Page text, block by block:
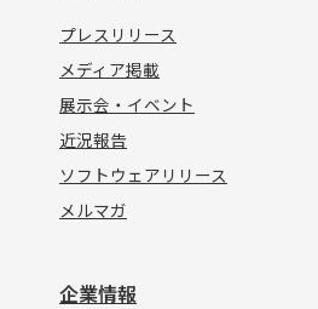
プレスリリース
メディア掲載
展示会・イベント
近況報告
ソフトウェアリリース
メルマガ
企業情報